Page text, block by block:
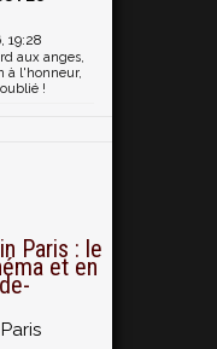
aux anges,
à l'honneur,
!
Paris : le
et en